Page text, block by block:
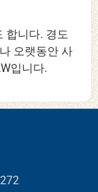
합니다. 경도
오랫동안 사
입니다.